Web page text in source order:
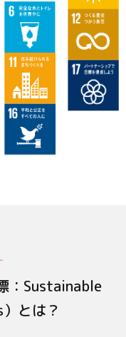
：Sustainable
とは？